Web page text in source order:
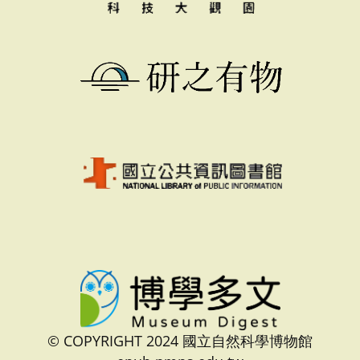
© COPYRIGHT 2024 國立自然科學博物館